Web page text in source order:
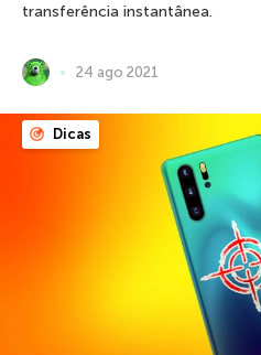
transferência instantânea.
24 ago 2021
Dicas